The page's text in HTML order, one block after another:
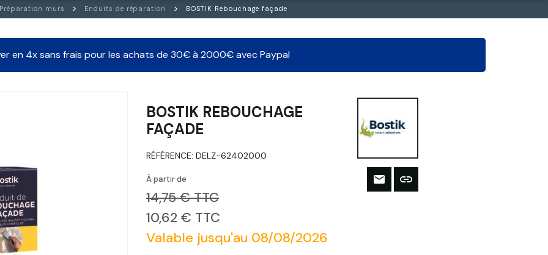
murs Enduits de réparation BOSTIK Rebouchage façade
en 4x sans frais pour les achats de 30€ à 2000€ avec Paypal
BOSTIK REBOUCHAGE
FAÇADE
RÉFÉRENCE: DELZ-62402000
À partir de
14,75 € TTC
10,62 € TTC
Valable jusqu'au 08/08/2026